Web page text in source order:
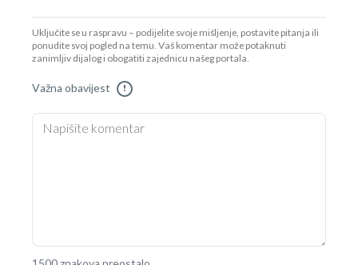
Uključite se u raspravu – podijelite svoje mišljenje, postavite pitanja ili
ponudite svoj pogled na temu. Vaš komentar može potaknuti
zanimljiv dijalog i obogatiti zajednicu našeg portala.
Važna obavijest !